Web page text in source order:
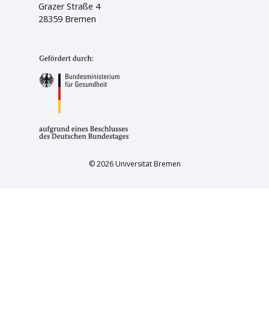
Grazer Straße 4
28359 Bremen
© 2026 Universität Bremen